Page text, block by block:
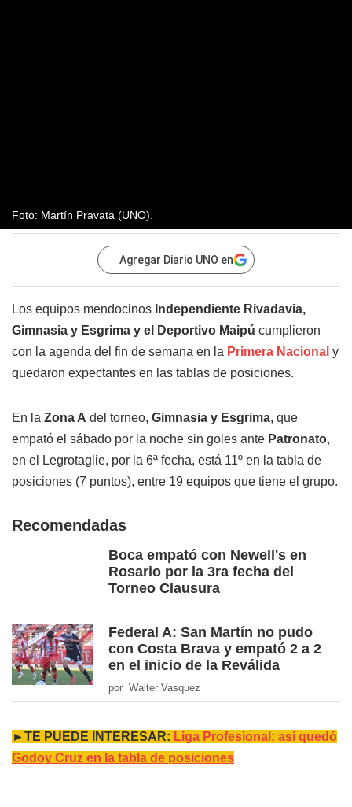
Foto: Martín Pravata (UNO).
Agregar Diario UNO en
Los equipos mendocinos Independiente Rivadavia,
Gimnasia y Esgrima y el Deportivo Maipú cumplieron
con la agenda del fin de semana en la Primera Nacional y
quedaron expectantes en las tablas de posiciones.
En la Zona A del torneo, Gimnasia y Esgrima, que
empató el sábado por la noche sin goles ante Patronato,
en el Legrotaglie, por la 6ª fecha, está 11º en la tabla de
posiciones (7 puntos), entre 19 equipos que tiene el grupo.
Recomendadas
Boca empató con Newell's en
Rosario por la 3ra fecha del
Torneo Clausura
Federal A: San Martín no pudo
con Costa Brava y empató 2 a 2
en el inicio de la Reválida
por Walter Vasquez
►TE PUEDE INTERESAR: Liga Profesional: así quedó
Godoy Cruz en la tabla de posiciones